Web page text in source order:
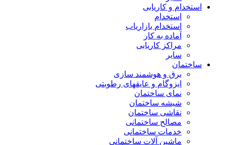
استخدام و کاریابی
استخدام
استخدام بازاریاب
آماده به کار
مراکز کاریابی
سایر
ساختمان
برق و هوشمند سازی
ایزوگام و عایقهای رطوبتی
نمای ساختمان
شیشه ساختمان
نقاشی ساختمان
مصالح ساختمانی
خدمات ساختمانی
ماشین آلات ساختمانی